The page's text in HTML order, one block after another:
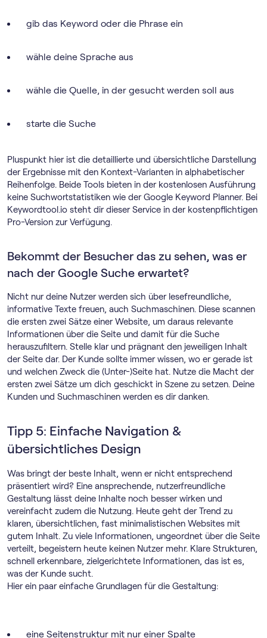
gib das Keyword oder die Phrase ein
wähle deine Sprache aus
wähle die Quelle, in der gesucht werden soll aus
starte die Suche
Pluspunkt hier ist die detaillierte und übersichtliche Darstellung
der Ergebnisse mit den Kontext-Varianten in alphabetischer
Reihenfolge. Beide Tools bieten in der kostenlosen Ausführung
keine Suchwortstatistiken wie der Google Keyword Planner. Bei
Keywordtool.io steht dir dieser Service in der kostenpflichtigen
Pro-Version zur Verfügung.
Bekommt der Besucher das zu sehen, was er
nach der Google Suche erwartet?
Nicht nur deine Nutzer werden sich über lesefreundliche,
informative Texte freuen, auch Suchmaschinen. Diese scannen
die ersten zwei Sätze einer Website, um daraus relevante
Informationen über die Seite und damit für die Suche
herauszufiltern. Stelle klar und prägnant den jeweiligen Inhalt
der Seite dar. Der Kunde sollte immer wissen, wo er gerade ist
und welchen Zweck die (Unter-)Seite hat. Nutze die Macht der
ersten zwei Sätze um dich geschickt in Szene zu setzen. Deine
Kunden und Suchmaschinen werden es dir danken.
Tipp 5: Einfache Navigation &
übersichtliches Design
Was bringt der beste Inhalt, wenn er nicht entsprechend
präsentiert wird? Eine ansprechende, nutzerfreundliche
Gestaltung lässt deine Inhalte noch besser wirken und
vereinfacht zudem die Nutzung. Heute geht der Trend zu
klaren, übersichtlichen, fast minimalistischen Websites mit
gutem Inhalt. Zu viele Informationen, ungeordnet über die Seite
verteilt, begeistern heute keinen Nutzer mehr. Klare Strukturen,
schnell erkennbare, zielgerichtete Informationen, das ist es,
was der Kunde sucht.
Hier ein paar einfache Grundlagen für die Gestaltung:
eine Seitenstruktur mit nur einer Spalte